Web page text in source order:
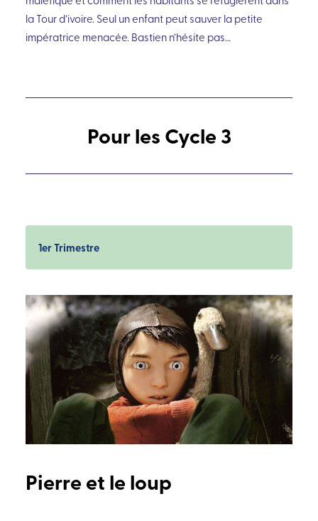
la Tour d’ivoire. Seul un enfant peut sauver la petite
impératrice menacée. Bastien n’hésite pas…
Pour les Cycle 3
1er Trimestre
Pierre et le loup